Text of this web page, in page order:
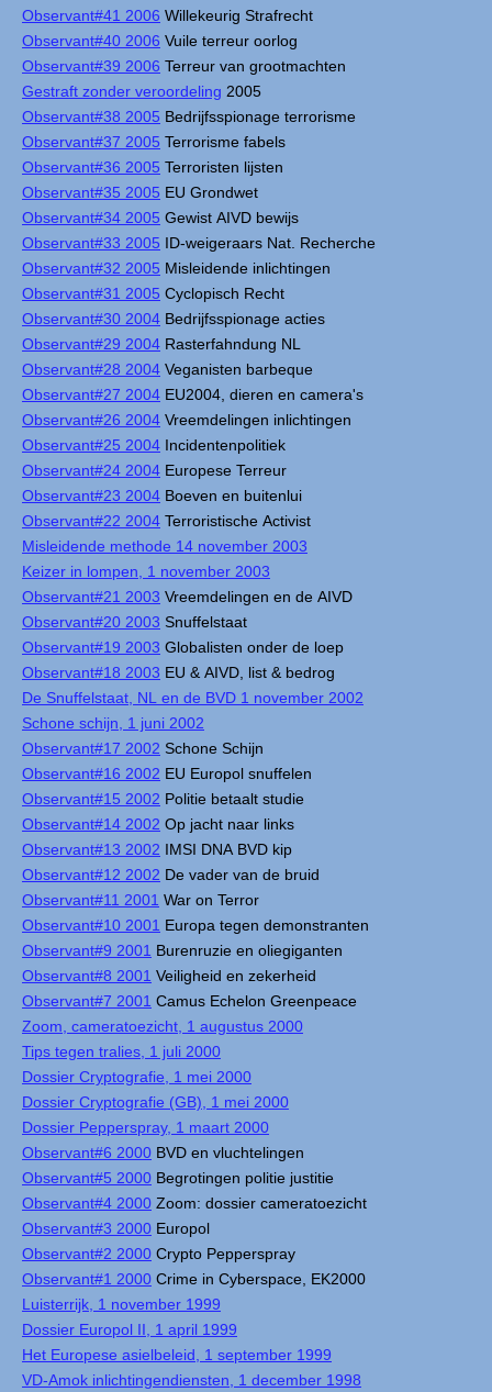
Observant#41 2006 Willekeurig Strafrecht
Observant#40 2006 Vuile terreur oorlog
Observant#39 2006 Terreur van grootmachten
Gestraft zonder veroordeling 2005
Observant#38 2005 Bedrijfsspionage terrorisme
Observant#37 2005 Terrorisme fabels
Observant#36 2005 Terroristen lijsten
Observant#35 2005 EU Grondwet
Observant#34 2005 Gewist AIVD bewijs
Observant#33 2005 ID-weigeraars Nat. Recherche
Observant#32 2005 Misleidende inlichtingen
Observant#31 2005 Cyclopisch Recht
Observant#30 2004 Bedrijfsspionage acties
Observant#29 2004 Rasterfahndung NL
Observant#28 2004 Veganisten barbeque
Observant#27 2004 EU2004, dieren en camera's
Observant#26 2004 Vreemdelingen inlichtingen
Observant#25 2004 Incidentenpolitiek
Observant#24 2004 Europese Terreur
Observant#23 2004 Boeven en buitenlui
Observant#22 2004 Terroristische Activist
Misleidende methode 14 november 2003
Keizer in lompen, 1 november 2003
Observant#21 2003 Vreemdelingen en de AIVD
Observant#20 2003 Snuffelstaat
Observant#19 2003 Globalisten onder de loep
Observant#18 2003 EU & AIVD, list & bedrog
De Snuffelstaat, NL en de BVD 1 november 2002
Schone schijn, 1 juni 2002
Observant#17 2002 Schone Schijn
Observant#16 2002 EU Europol snuffelen
Observant#15 2002 Politie betaalt studie
Observant#14 2002 Op jacht naar links
Observant#13 2002 IMSI DNA BVD kip
Observant#12 2002 De vader van de bruid
Observant#11 2001 War on Terror
Observant#10 2001 Europa tegen demonstranten
Observant#9 2001 Burenruzie en oliegiganten
Observant#8 2001 Veiligheid en zekerheid
Observant#7 2001 Camus Echelon Greenpeace
Zoom, cameratoezicht, 1 augustus 2000
Tips tegen tralies, 1 juli 2000
Dossier Cryptografie, 1 mei 2000
Dossier Cryptografie (GB), 1 mei 2000
Dossier Pepperspray, 1 maart 2000
Observant#6 2000 BVD en vluchtelingen
Observant#5 2000 Begrotingen politie justitie
Observant#4 2000 Zoom: dossier cameratoezicht
Observant#3 2000 Europol
Observant#2 2000 Crypto Pepperspray
Observant#1 2000 Crime in Cyberspace, EK2000
Luisterrijk, 1 november 1999
Dossier Europol II, 1 april 1999
Het Europese asielbeleid, 1 september 1999
VD-Amok inlichtingendiensten, 1 december 1998